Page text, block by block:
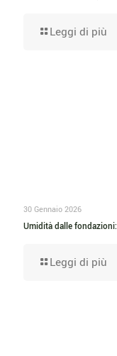
Leggi di più
30 Gennaio 2026
Umidità dalle
Leggi di più